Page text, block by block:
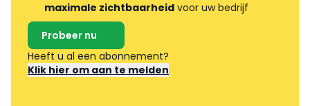
maximale zichtbaarheid voor uw bedrijf
Probeer nu
Heeft u al een abonnement?
Klik hier om aan te melden